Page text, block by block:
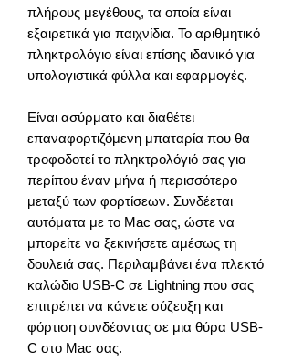
πλήρους μεγέθους, τα οποία είναι
εξαιρετικά για παιχνίδια. Το αριθμητικό
πληκτρολόγιο είναι επίσης ιδανικό για
υπολογιστικά φύλλα και εφαρμογές.
Είναι ασύρματο και διαθέτει
επαναφορτιζόμενη μπαταρία που θα
τροφοδοτεί το πληκτρολόγιό σας για
περίπου έναν μήνα ή περισσότερο
μεταξύ των φορτίσεων. Συνδέεται
αυτόματα με το Mac σας, ώστε να
μπορείτε να ξεκινήσετε αμέσως τη
δουλειά σας. Περιλαμβάνει ένα πλεκτό
καλώδιο USB-C σε Lightning που σας
επιτρέπει να κάνετε σύζευξη και
φόρτιση συνδέοντας σε μια θύρα USB-
C στο Mac σας.